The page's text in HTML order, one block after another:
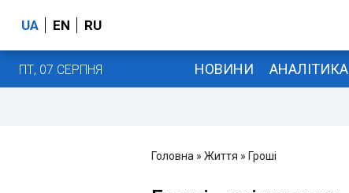
UA EN RU
ПТ, 07 СЕРПНЯ НОВИНИ АНАЛІТИКА
Головна » Життя » Гроші